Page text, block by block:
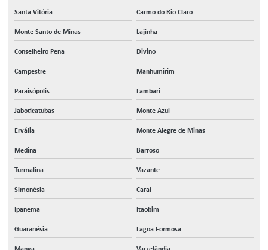
Santa Vitória Carmo do Rio Claro
Monte Santo de Minas Lajinha
Conselheiro Pena Divino
Campestre Manhumirim
Paraisópolis Lambari
Jaboticatubas Monte Azul
Ervália Monte Alegre de Minas
Medina Barroso
Turmalina Vazante
Simonésia Caraí
Ipanema Itaobim
Guaranésia Lagoa Formosa